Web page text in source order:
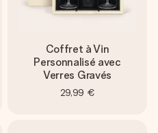
Coffret à Vin
Personnalisé avec
Verres Gravés
29,99 €